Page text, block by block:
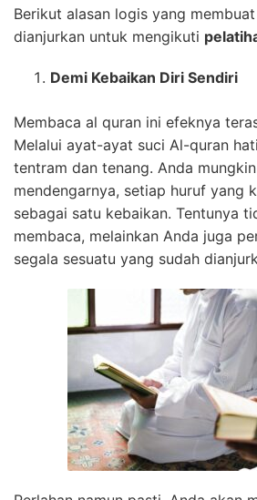
Berikut alasan logis yang
dianjurkan untuk mengikuti
Demi Kebaikan Diri Sendiri
Membaca al quran ini efeknya
Melalui ayat-ayat suci Al-quran
tentram dan tenang. Anda
mendengarnya, setiap huruf yang
sebagai satu kebaikan. Tentunya
membaca, melainkan Anda juga
segala sesuatu yang sudah